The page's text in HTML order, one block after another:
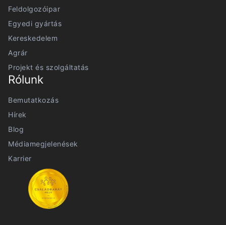
Feldolgozóipar
Egyedi gyártás
Kereskedelem
Agrár
Projekt és szolgáltatás
Rólunk
Bemutatkozás
Hírek
Blog
Médiamegjelenések
Karrier